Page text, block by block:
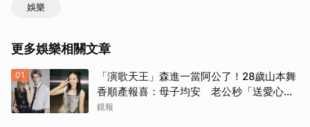
娛樂
更多娛樂相關文章
01
「演歌天王」森進一當阿公了！28歲山本舞
香順產報喜：母子均安 老公秒「送愛心」
閃炸
鏡報